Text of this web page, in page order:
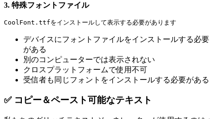
3. 特殊フォントファイル
デバイスにフォントファイルをインストールする必要
がある
別のコンピューターでは表示されない
クロスプラットフォームで使用不可
受信者も同じフォントをインストールする必要がある
✅ コピー＆ペースト可能なテキスト